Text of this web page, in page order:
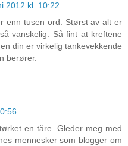
2012 kl. 10:22
enn tusen ord. Størst av alt er
vanskelig. Så fint at kreftene
din er virkelig tankevekkende
berører.
en tåre. Gleder meg med
mennesker som blogger om